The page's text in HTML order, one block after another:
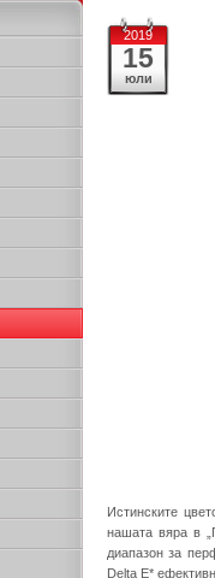
2019
15
юли
Истинските
нашата вяра в
диапазон за
Delta E*